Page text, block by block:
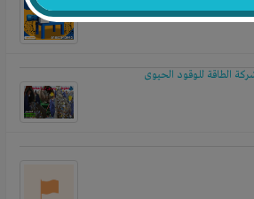
الطاقة للوقود الحيوى